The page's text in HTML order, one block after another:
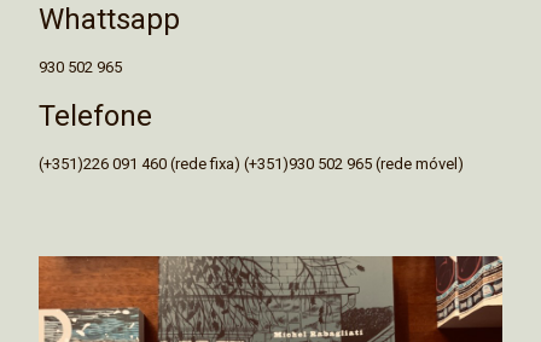
Whattsapp
930 502 965
Telefone
(+351)226 091 460 (rede fixa) (+351)930 502 965 (rede móvel)